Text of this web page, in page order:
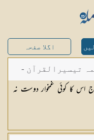
اگلا صفحہ
تیسیرالقرآن -
عبد الرحمن
اس کا کوئی غمخوار دوست نہ